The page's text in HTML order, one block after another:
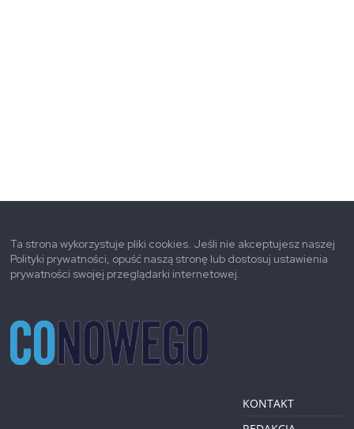
Ta strona wykorzystuje pliki cookies. Jeśli nie akceptujesz naszej
Polityki prywatności, opuść naszą stronę lub dostosuj ustawienia
prywatności swojej przeglądarki internetowej.
KONTAKT